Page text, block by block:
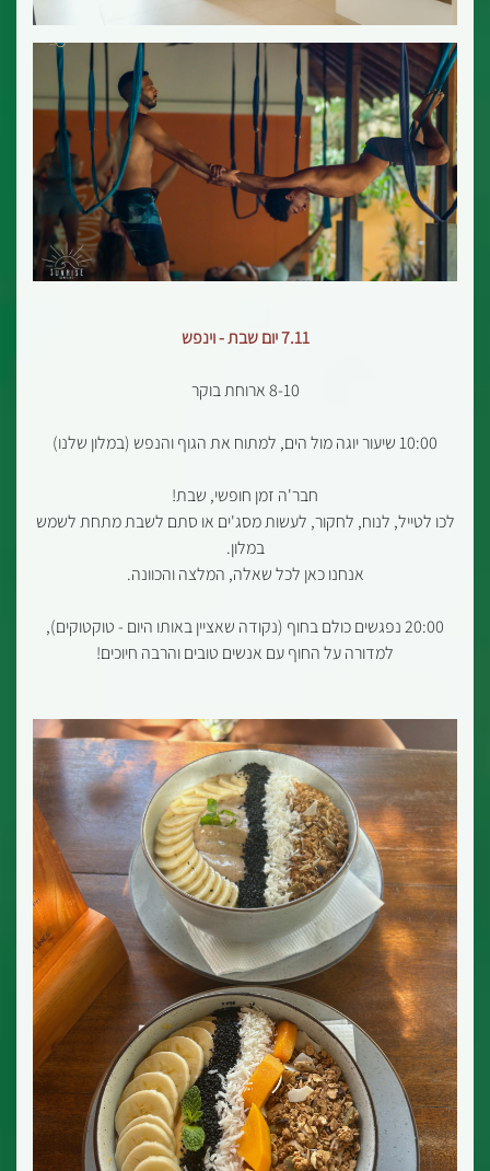
7.11 יום שבת - וינפש
8-10 ארוחת בוקר
10:00 שיעור יוגה מול הים, למתוח את הגוף והנפש (במלון שלנו)
חבר'ה זמן חופשי, שבת!
לכו לטייל, לנוח, לחקור, לעשות מסג'ים או סתם לשבת מתחת לשמש
במלון.
אנחנו כאן לכל שאלה, המלצה והכוונה.
20:00 נפגשים כולם בחוף (נקודה שאציין באותו היום - טוקטוקים),
למדורה על החוף עם אנשים טובים והרבה חיוכים!